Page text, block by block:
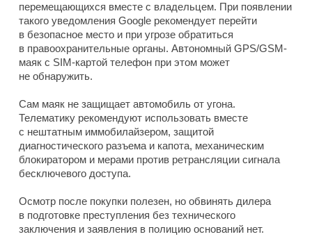
перемещающихся вместе с владельцем. При появлении
такого уведомления Google рекомендует перейти
в безопасное место и при угрозе обратиться
в правоохранительные органы. Автономный GPS/GSM-
маяк с SIM-картой телефон при этом может
не обнаружить.
Сам маяк не защищает автомобиль от угона.
Телематику рекомендуют использовать вместе
с нештатным иммобилайзером, защитой
диагностического разъема и капота, механическим
блокиратором и мерами против ретрансляции сигнала
бесключевого доступа.
Осмотр после покупки полезен, но обвинять дилера
в подготовке преступления без технического
заключения и заявления в полицию оснований нет.